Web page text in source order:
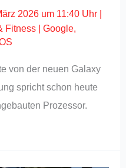
2026 um 11:40 Uhr
Fitness |Google,
von der neuen Galaxy
spricht schon heute
Prozessor.